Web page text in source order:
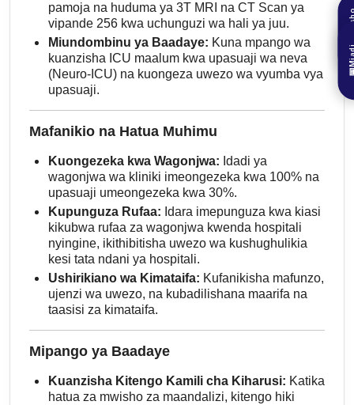
pamoja na huduma ya 3T MRI na CT Scan ya
vipande 256 kwa uchunguzi wa hali ya juu.
Miundombinu ya Baadaye: Kuna mpango wa
kuanzisha ICU maalum kwa upasuaji wa neva
(Neuro-ICU) na kuongeza uwezo wa vyumba vya
upasuaji.
Mafanikio na Hatua Muhimu
Kuongezeka kwa Wagonjwa: Idadi ya
wagonjwa wa kliniki imeongezeka kwa 100% na
upasuaji umeongezeka kwa 30%.
Kupunguza Rufaa: Idara imepunguza kwa kiasi
kikubwa rufaa za wagonjwa kwenda hospitali
nyingine, ikithibitisha uwezo wa kushughulikia
kesi tata ndani ya hospitali.
Ushirikiano wa Kimataifa: Kufanikisha mafunzo,
ujenzi wa uwezo, na kubadilishana maarifa na
taasisi za kimataifa.
Mipango ya Baadaye
Kuanzisha Kitengo Kamili cha Kiharusi: Katika
hatua za mwisho za maandalizi, kitengo hiki